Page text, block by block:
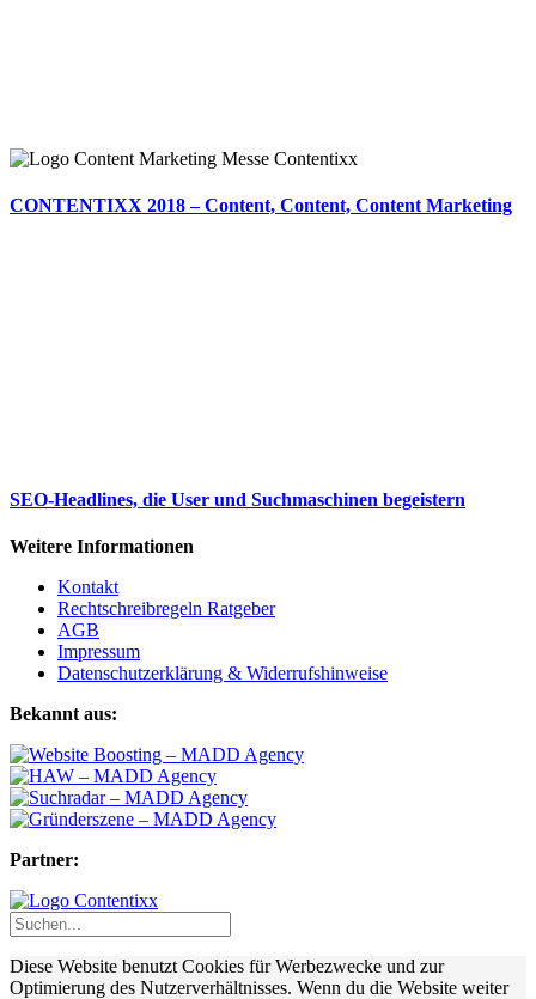
CONTENTIXX 2018 – Content, Content, Content Marketing
SEO-Headlines, die User und Suchmaschinen begeistern
Weitere Informationen
Kontakt
Rechtschreibregeln Ratgeber
AGB
Impressum
Datenschutzerklärung & Widerrufshinweise
Bekannt aus:
Partner:
Diese Website benutzt Cookies für Werbezwecke und zur
Optimierung des Nutzerverhältnisses. Wenn du die Website weiter